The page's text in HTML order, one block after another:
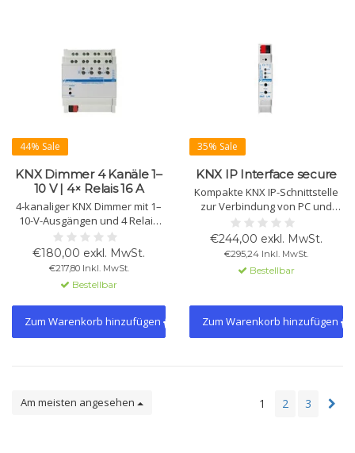
44% Sale
KNX Dimmer 4 Kanäle 1–
10 V | 4× Relais 16 A
4-kanaliger KNX Dimmer mit 1–
10-V-Ausgängen und 4 Relais
für elektronische
Vorschaltgeräte. Geeignet für
Einzelkanal, Tunable White,
RGB und RGBW mit Szenen,
Logik und
Energiesparfunktionen.
€180,00 exkl. MwSt.
€217,80 Inkl. MwSt.
Bestellbar
Zum Warenkorb hinzufügen
35% Sale
KNX IP Interface secure
Kompakte KNX IP-Schnittstelle
zur Verbindung von PC und
KNX-Netzwerk über LAN.
Unterstützt KNXnet/IP,
Tunneling, KNX Security (AES-
128) und bis zu 8 gleichzeitige
Verbindungen. Versorgung
€244,00 exkl. MwSt.
€295,24 Inkl. MwSt.
Bestellbar
Zum Warenkorb hinzufügen
Am meisten angesehen 1 2 3